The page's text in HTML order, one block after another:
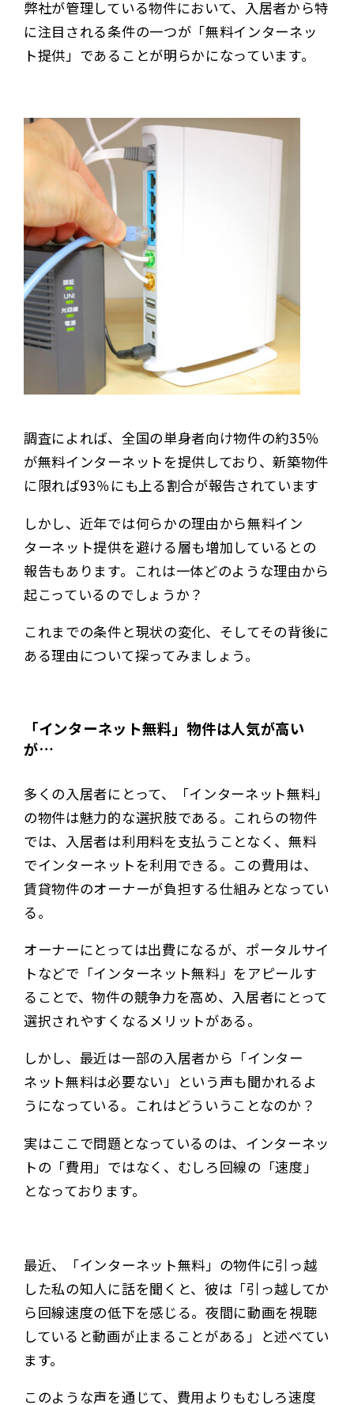
弊社が管理している物件において、入居者から特
に注目される条件の一つが「無料インターネッ
ト提供」であることが明らかになっています。
調査によれば、全国の単身者向け物件の約35％
が無料インターネットを提供しており、新築物件
に限れば93％にも上る割合が報告されています
しかし、近年では何らかの理由から無料イン
ターネット提供を避ける層も増加しているとの
報告もあります。これは一体どのような理由から
起こっているのでしょうか？
これまでの条件と現状の変化、そしてその背後に
ある理由について探ってみましょう。
「インターネット無料」物件は人気が高い
が…
多くの入居者にとって、「インターネット無料」
の物件は魅力的な選択肢である。これらの物件
では、入居者は利用料を支払うことなく、無料
でインターネットを利用できる。この費用は、
賃貸物件のオーナーが負担する仕組みとなってい
る。
オーナーにとっては出費になるが、ポータルサイ
トなどで「インターネット無料」をアピールす
ることで、物件の競争力を高め、入居者にとって
選択されやすくなるメリットがある。
しかし、最近は一部の入居者から「インター
ネット無料は必要ない」という声も聞かれるよ
うになっている。これはどういうことなのか？
実はここで問題となっているのは、インターネッ
トの「費用」ではなく、むしろ回線の「速度」
となっております。
最近、「インターネット無料」の物件に引っ越
した私の知人に話を聞くと、彼は「引っ越してか
ら回線速度の低下を感じる。夜間に動画を視聴
していると動画が止まることがある」と述べてい
ます。
このような声を通じて、費用よりもむしろ速度